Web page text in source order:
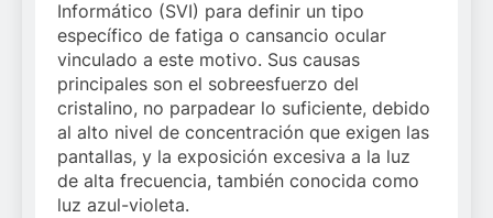
Informático (SVI) para definir un tipo
específico de fatiga o cansancio ocular
vinculado a este motivo. Sus causas
principales son el sobreesfuerzo del
cristalino, no parpadear lo suficiente, debido
al alto nivel de concentración que exigen las
pantallas, y la exposición excesiva a la luz
de alta frecuencia, también conocida como
luz azul-violeta.